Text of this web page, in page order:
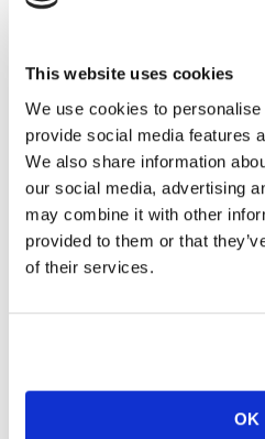
This website uses cookies
We use cookies to
provide social media features
We also share information
our social media, advertising
may combine it with other
provided to them or that
of their services.
OK
frecuencia de uso varía según
los hogares colombianos,
¿Por qué este
marca?
Las marcas que comprenden
realmente ocurre en casa.